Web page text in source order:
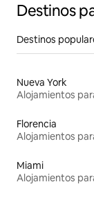
Destinos
Destinos
Nueva York
Florencia
Miami